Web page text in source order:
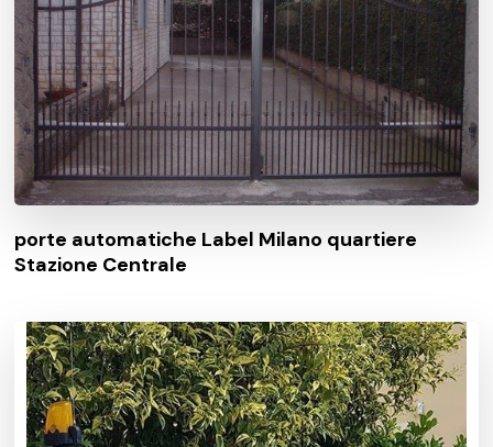
porte automatiche Label Milano quartiere
Stazione Centrale